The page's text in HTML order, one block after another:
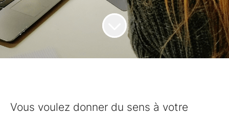
Vous voulez donner du sens à votre